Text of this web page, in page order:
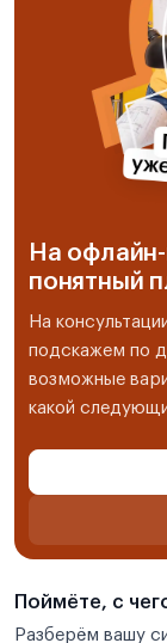
На офлайн-
понятный
На
подскажем по
возможные
какой
Поймёте, с
Разберём вашу